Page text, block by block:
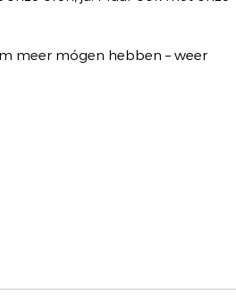
meer mógen hebben – weer